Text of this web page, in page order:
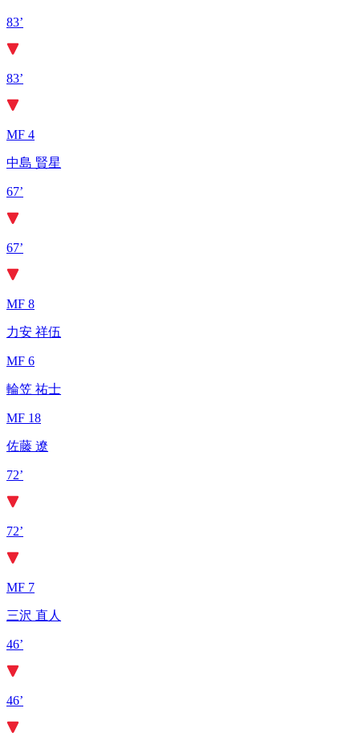
83’
83’
MF 4
中島 賢星
67’
67’
MF 8
力安 祥伍
MF 6
輪笠 祐士
MF 18
佐藤 遼
72’
72’
MF 7
三沢 直人
46’
46’